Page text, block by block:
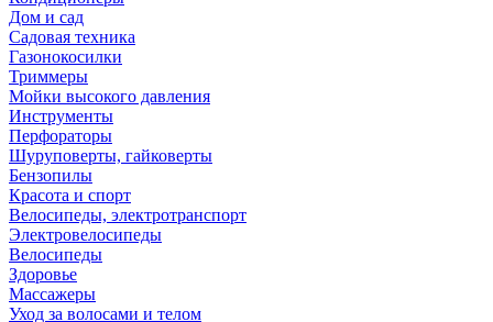
Дом и сад
Садовая техника
Газонокосилки
Триммеры
Мойки высокого давления
Инструменты
Перфораторы
Шуруповерты, гайковерты
Бензопилы
Красота и спорт
Велосипеды, электротранспорт
Электровелосипеды
Велосипеды
Здоровье
Массажеры
Уход за волосами и телом